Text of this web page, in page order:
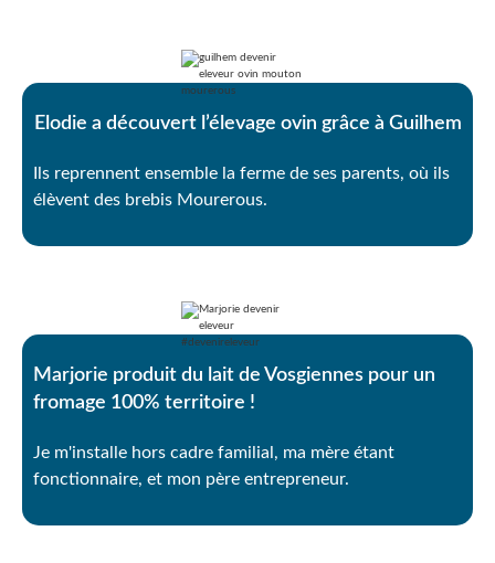
Elodie a découvert l’élevage ovin grâce à Guilhem
Ils reprennent ensemble la ferme de ses parents, où ils
élèvent des brebis Mourerous.
Marjorie produit du lait de Vosgiennes pour un
fromage 100% territoire !
Je m'installe hors cadre familial, ma mère étant
fonctionnaire, et mon père entrepreneur.